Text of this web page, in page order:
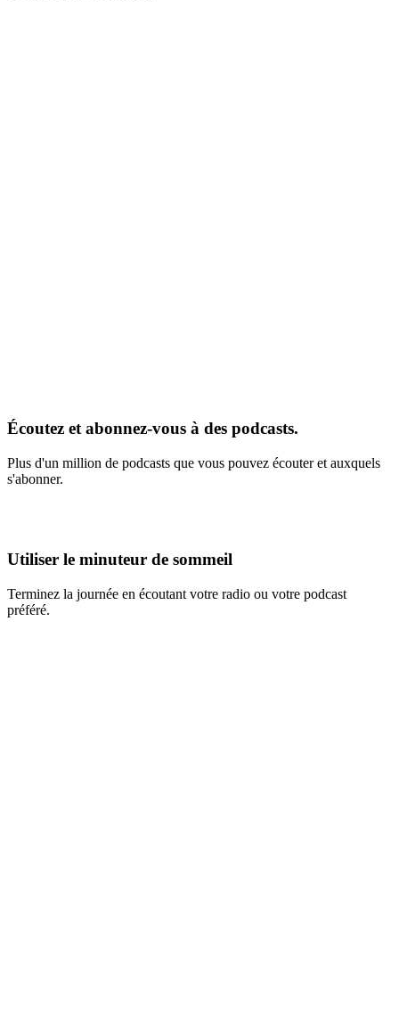
Écoutez et abonnez-vous à des podcasts.
Plus d'un million de podcasts que vous pouvez écouter et auxquels
s'abonner.
Utiliser le minuteur de sommeil
Terminez la journée en écoutant votre radio ou votre podcast
préféré.